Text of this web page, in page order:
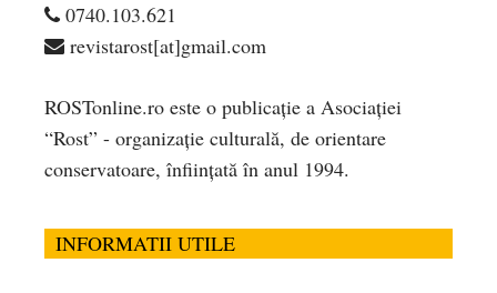
0740.103.621
revistarost[at]gmail.com
ROSTonline.ro este o publicaţie a Asociaţiei
“Rost” - organizaţie culturală, de orientare
conservatoare, înfiinţată în anul 1994.
INFORMATII UTILE